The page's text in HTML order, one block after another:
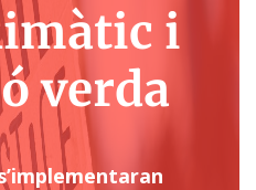
i
verda